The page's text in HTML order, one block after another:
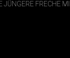
JÜNGERE FRECHE